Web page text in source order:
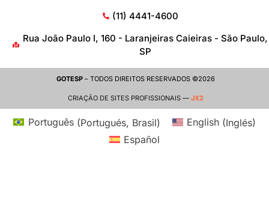
(11) 4441-4600
Rua João Paulo I, 160 - Laranjeiras Caieiras - São Paulo,
SP
CRIAÇÃO DE SITES PROFISSIONAIS — JX2
GOTESP – TODOS DIREITOS RESERVADOS ©2026
Português(Portugués, Brasil) English(Inglés)
Español